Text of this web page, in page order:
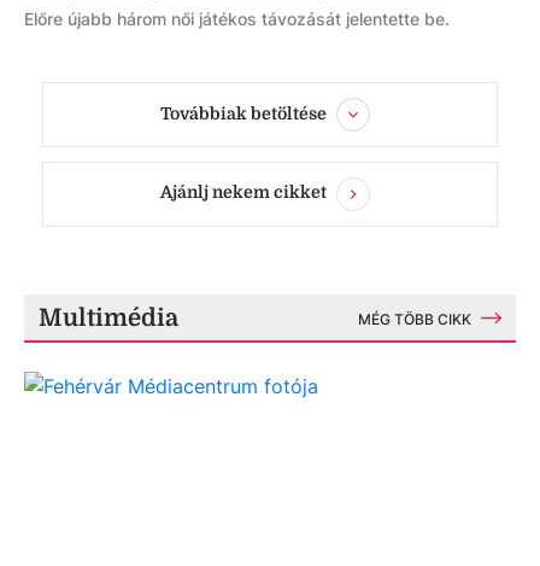
Előre újabb három női játékos távozását jelentette be.
Továbbiak betöltése
Ajánlj nekem cikket
Multimédia MÉG TÖBB CIKK